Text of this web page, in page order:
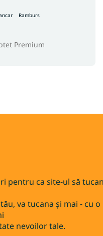
pentru ca site-ul să
va tucana și mai - cu o
nevoilor tale.
Ramburs
Premium